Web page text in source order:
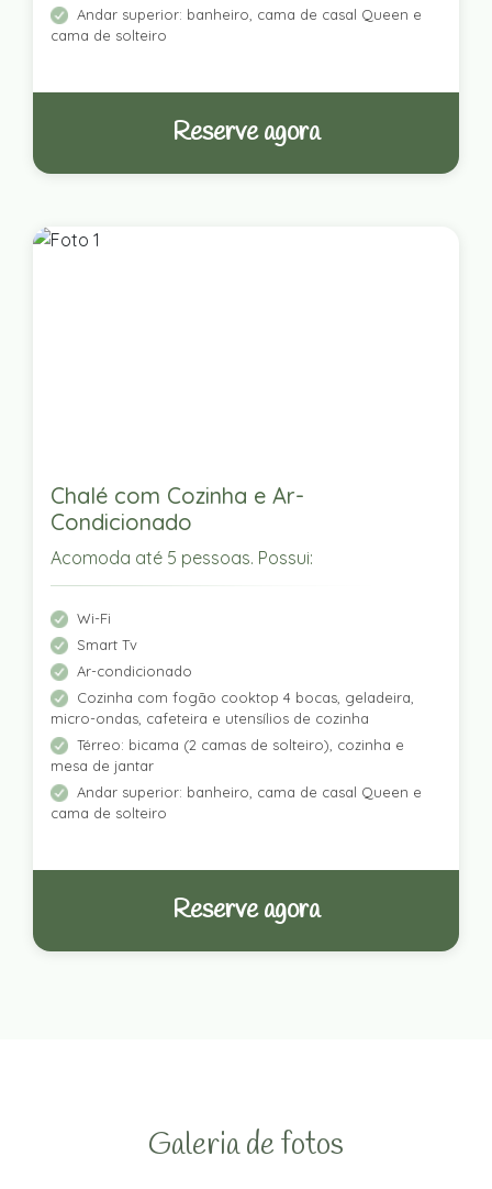
Andar superior: banheiro, cama de casal Queen e
cama de solteiro
Reserve agora
Chalé com Cozinha e Ar-
Condicionado
Acomoda até 5 pessoas. Possui:
Wi-Fi
Smart Tv
Ar-condicionado
Cozinha com fogão cooktop 4 bocas, geladeira,
micro-ondas, cafeteira e utensílios de cozinha
Térreo: bicama (2 camas de solteiro), cozinha e
mesa de jantar
Andar superior: banheiro, cama de casal Queen e
cama de solteiro
Reserve agora
Galeria de fotos